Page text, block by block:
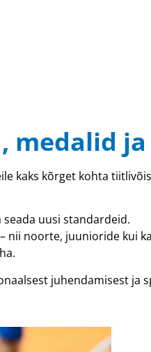
medalid
kaks kõrget kohta
uusi standardeid.
nii noorte, juunioride kui
juhendamisest ja